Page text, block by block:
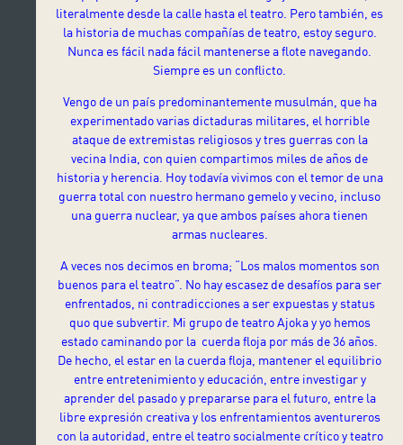
literalmente desde la calle hasta el teatro. Pero también, es
la historia de muchas compañías de teatro, estoy seguro.
Nunca es fácil nada fácil mantenerse a flote navegando.
Siempre es un conflicto.
Vengo de un país predominantemente musulmán, que ha
experimentado varias dictaduras militares, el horrible
ataque de extremistas religiosos y tres guerras con la
vecina India, con quien compartimos miles de años de
historia y herencia. Hoy todavía vivimos con el temor de una
guerra total con nuestro hermano gemelo y vecino, incluso
una guerra nuclear, ya que ambos países ahora tienen
armas nucleares.
A veces nos decimos en broma; “Los malos momentos son
buenos para el teatro”. No hay escasez de desafíos para ser
enfrentados, ni contradicciones a ser expuestas y status
quo que subvertir. Mi grupo de teatro Ajoka y yo hemos
estado caminando por la cuerda floja por más de 36 años.
De hecho, el estar en la cuerda floja, mantener el equilibrio
entre entretenimiento y educación, entre investigar y
aprender del pasado y prepararse para el futuro, entre la
libre expresión creativa y los enfrentamientos aventureros
con la autoridad, entre el teatro socialmente crítico y teatro